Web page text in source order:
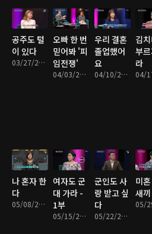
공주도 털
이 있다
03/27/2017 • 46분
오빠 한 번
믿어봐 '피
임전쟁'
04/03/2017 • 40분
우리 결혼
졸업했어
요
04/10/2017 • 44분
김
부
라
나 혼자 한
다
05/08/2017 • 47분
여자도 군
대 가라 -
1부
05/15/2017 • 46분
군인도 사
랑 받고 싶
다
05/22/2017 • 41분
미
새끼